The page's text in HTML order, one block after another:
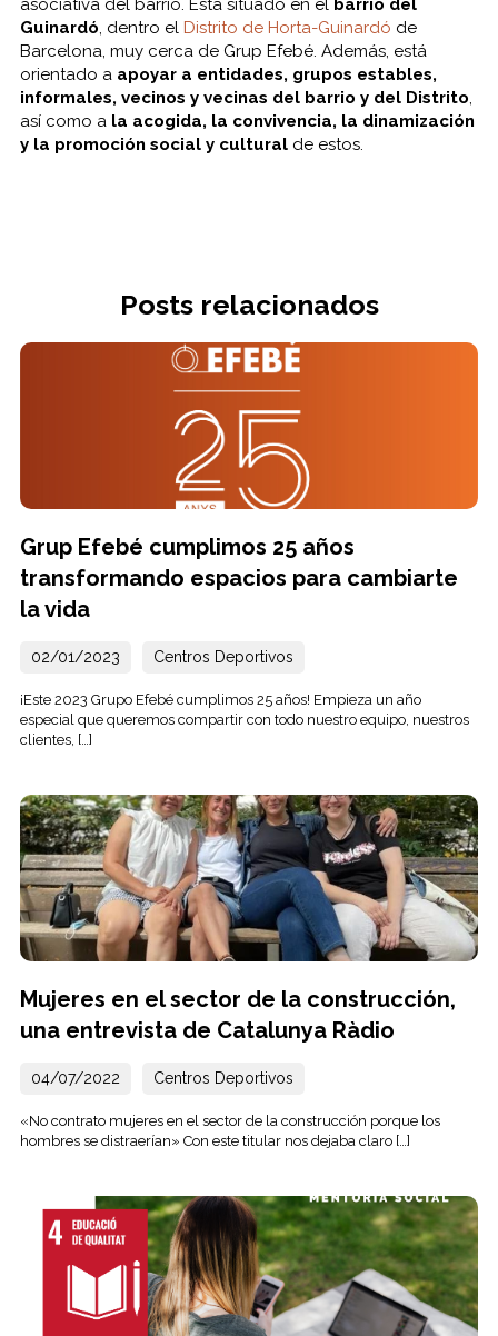
Guinardó , dentro el Distrito de Horta-Guinardó de
Barcelona, muy cerca de Grup Efebé. Además, está
orientado a apoyar a entidades, grupos estables,
informales, vecinos y vecinas del barrio y del Distrito
así como a la acogida, la convivencia, la dinamización
y la promoción social y culturalde estos.
Posts relacionados
Grup Efebé cumplimos 25 años
transformando espacios para cambiarte
la vida
02/01/2023 Centros Deportivos
¡Este 2023 Grupo Efebé cumplimos 25 años! Empieza un año
especial que queremos compartir con todo nuestro equipo, nuestros
clientes, […]
Mujeres en el sector de la construcción,
una entrevista de Catalunya Ràdio
04/07/2022 Centros Deportivos
«No contrato mujeres en el sector de la construcción porque los
hombres se distraerían» Con este titular nos dejaba claro […]